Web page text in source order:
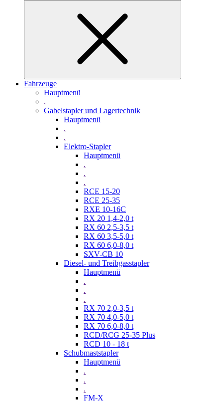
Fahrzeuge
Hauptmenü
.
Gabelstapler und Lagertechnik
Hauptmenü
.
.
Elektro-Stapler
Hauptmenü
.
.
.
RCE 15-20
RCE 25-35
RXE 10-16C
RX 20 1,4-2,0 t
RX 60 2,5-3,5 t
RX 60 3,5-5,0 t
RX 60 6,0-8,0 t
SXV-CB 10
Diesel- und Treibgasstapler
Hauptmenü
.
.
.
RX 70 2,0-3,5 t
RX 70 4,0-5,0 t
RX 70 6,0-8,0 t
RCD/RCG 25-35 Plus
RCD 10 - 18 t
Schubmaststapler
Hauptmenü
.
.
.
FM-X